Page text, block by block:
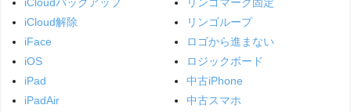
iCloud解除
iFace
iOS
iPad
iPadAir
リンゴループ
ロゴから進まない
ロジックボード
中古iPhone
中古スマホ